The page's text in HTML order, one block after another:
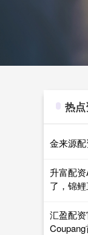
热
金来源
升富配
了，锦鲤
汇盈配